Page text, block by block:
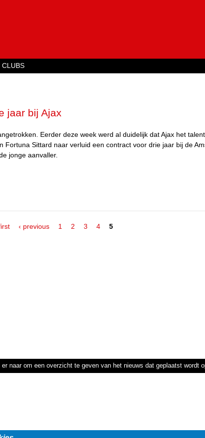
jaar bij Ajax
Eerder deze week werd al duidelijk dat Ajax het
Sittard naar verluid een contract voor drie jaar bij de
jonge aanvaller.
‹ previous 1 2 3 4 5
CLUBS
naar om een overzicht te geven van het nieuws dat geplaatst wordt